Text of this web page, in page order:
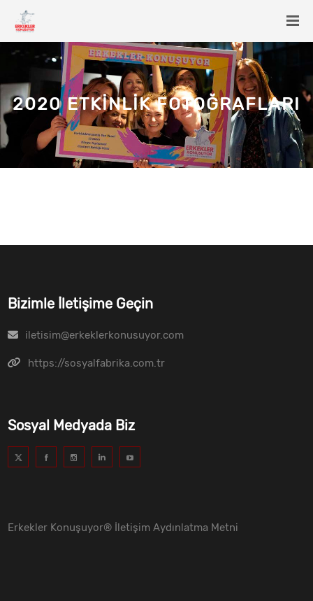
2020 ETKINLIK FOTOĞRAFLARI
Bizimle İletişime Geçin
iletisim@erkeklerkonusuyor.com
https://sosyalfabrika.com.tr
Sosyal Medyada Biz
Erkekler Konuşuyor® İletişim Aydınlatma Metni